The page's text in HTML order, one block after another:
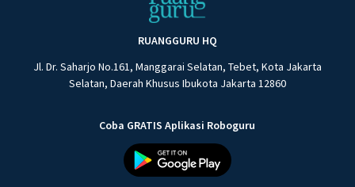
RUANGGURU HQ
Jl. Dr. Saharjo No.161, Manggarai Selatan, Tebet, Kota Jakarta
Selatan, Daerah Khusus Ibukota Jakarta 12860
Coba GRATIS Aplikasi Roboguru